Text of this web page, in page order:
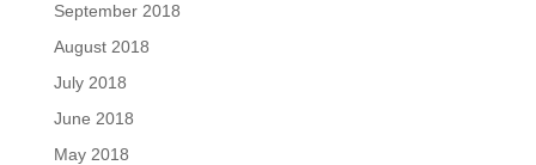
September 2018
August 2018
July 2018
June 2018
May 2018